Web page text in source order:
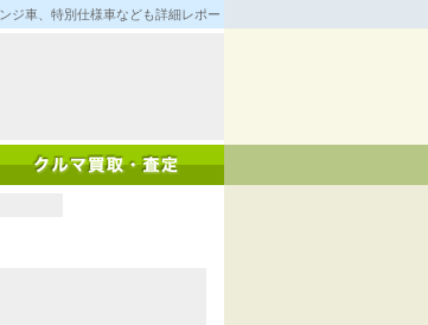
車、特別仕様車なども詳細レポート！